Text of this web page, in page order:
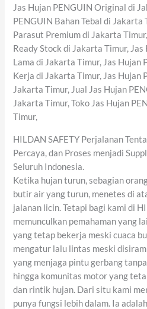
Jas Hujan PENGUIN Original di
PENGUIN Bahan Tebal di Jakarta
Parasut Premium di Jakarta
Ready Stock di Jakarta Timur, Jas
Lama di Jakarta Timur, Jas Hujan
Kerja di Jakarta Timur, Jas Hujan
Jakarta Timur, Jual Jas Hujan
Jakarta Timur, Toko Jas Hujan
Timur,
HILDAN SAFETY Perjalanan
Percaya, dan Proses menjadi
Seluruh Indonesia.
Ketika hujan turun, sebagian
butir air yang turun, menetes di
jalanan licin. Tetapi bagi kami di
memunculkan pemahaman yang
yang tetap bekerja meski cuaca
mengatur lalu lintas meski
yang menjaga pintu gerbang
hingga komunitas motor yang
dan rintik hujan. Dari situ kami
punya fungsi lebih dalam. Ia